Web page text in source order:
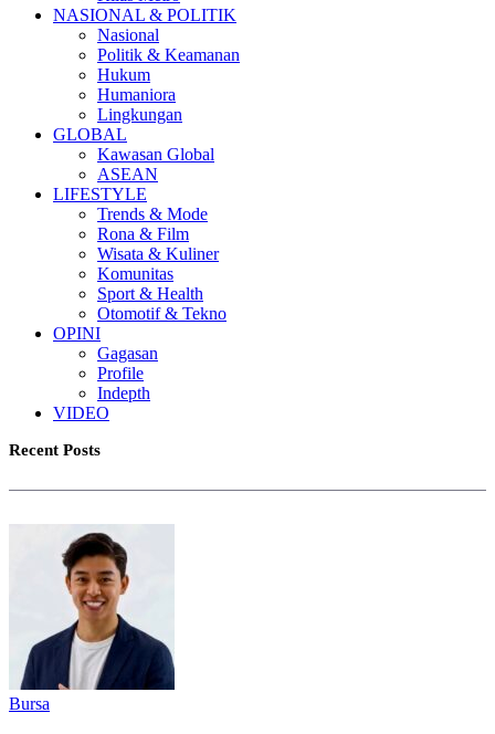
NASIONAL & POLITIK
Nasional
Politik & Keamanan
Hukum
Humaniora
Lingkungan
GLOBAL
Kawasan Global
ASEAN
LIFESTYLE
Trends & Mode
Rona & Film
Wisata & Kuliner
Komunitas
Sport & Health
Otomotif & Tekno
OPINI
Gagasan
Profile
Indepth
VIDEO
Recent Posts
Bursa